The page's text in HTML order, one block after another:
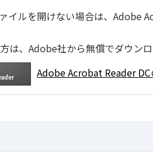
イルを開けない場合は、Adobe
は、Adobe社から無償でダウンロ
Adobe Acrobat Reader